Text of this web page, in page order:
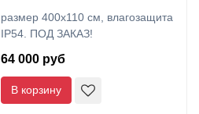
размер 400х110 см, влагозащита
IP54. ПОД ЗАКАЗ!
64 000 руб
В корзину